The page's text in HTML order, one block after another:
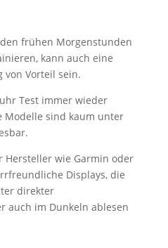
frühen Morgenstunden
kann auch eine
Vorteil sein.
Test immer wieder
Modelle sind kaum unter
Hersteller wie Garmin oder
Displays, die
direkter
auch im Dunkeln ablesen